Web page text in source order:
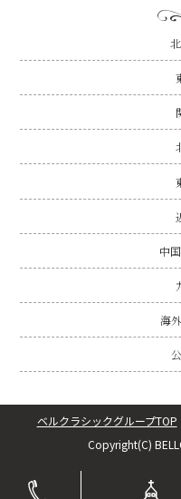
中
海
ベルクラシックグループTOP
Copyright(C)